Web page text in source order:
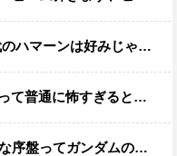
ンは好みじゃなかったの？
通に怖すぎると思う…
ムの中だと割と珍しい気がする